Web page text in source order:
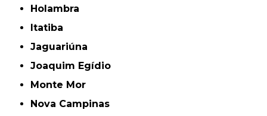
Holambra
Itatiba
Jaguariúna
Joaquim Egídio
Monte Mor
Nova Campinas